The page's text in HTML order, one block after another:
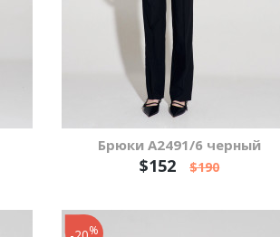
Брюки А2491/6 черный
$152 $190
%